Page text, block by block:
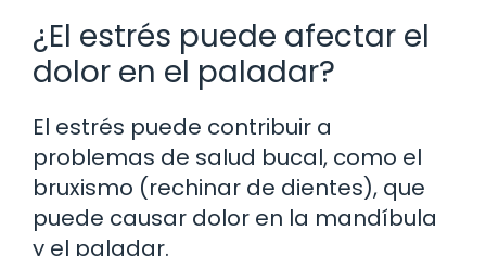
¿El estrés puede afectar el
dolor en el paladar?
El estrés puede contribuir a
problemas de salud bucal, como el
bruxismo (rechinar de dientes), que
puede causar dolor en la mandíbula
y el paladar.